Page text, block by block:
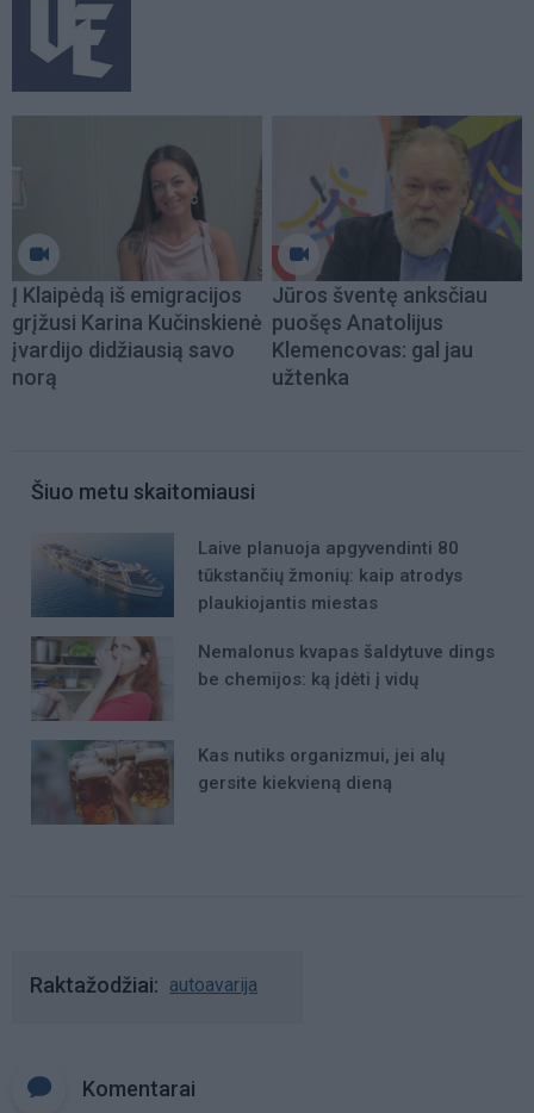
Į Klaipėdą iš emigracijos
grįžusi Karina Kučinskienė
įvardijo didžiausią savo
norą
Jūros šventę anksčiau
puošęs Anatolijus
Klemencovas: gal jau
užtenka
Šiuo metu skaitomiausi
Laive planuoja apgyvendinti 80
tūkstančių žmonių: kaip atrodys
plaukiojantis miestas
Nemalonus kvapas šaldytuve dings
be chemijos: ką įdėti į vidų
Kas nutiks organizmui, jei alų
gersite kiekvieną dieną
Raktažodžiai autoavarija
Komentarai